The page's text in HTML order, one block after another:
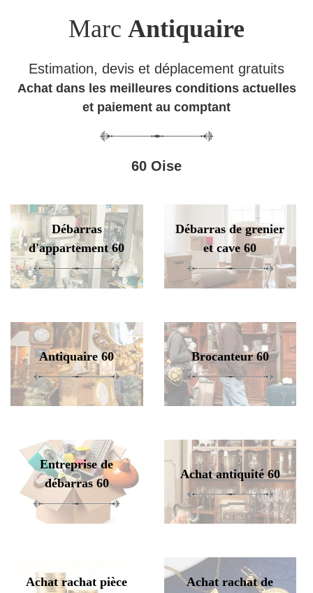
Marc Antiquaire
Estimation, devis et déplacement gratuits
Achat dans les meilleures conditions actuelles
et paiement au comptant
60 Oise
Débarras
d'appartement 60
Débarras de grenier
et cave 60
Antiquaire 60 Brocanteur 60
Entreprise de
débarras 60
Achat antiquité 60
Achat rachat pièce
Achat rachat de